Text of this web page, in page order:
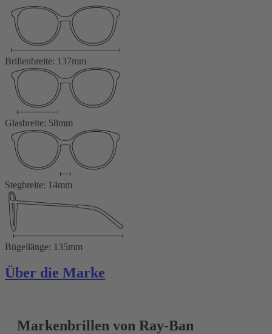
Brillenbreite: 137mm
Glasbreite: 58mm
Stegbreite: 14mm
Bügellänge: 135mm
Über die Marke
Markenbrillen von Ray-Ban